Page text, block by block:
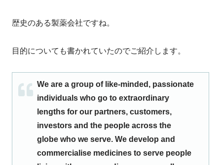
歴史のある製薬会社ですね。
目的についても書かれていたのでご紹介します。
We are a group of like-minded, passionate
individuals who go to extraordinary
lengths for our partners, customers,
investors and the people across the
globe who we serve. We develop and
commercialise medicines to serve people